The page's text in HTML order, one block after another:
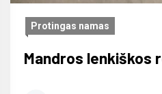
Protingas namas
Mandros lenkiškos